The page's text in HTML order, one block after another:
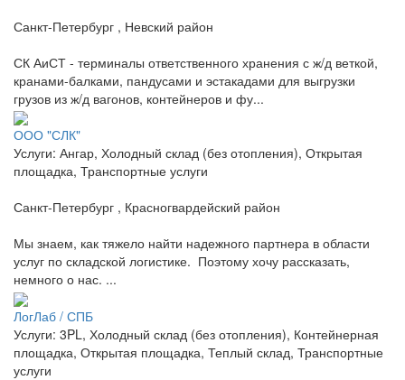
Санкт-Петербург , Невский район
СК АиСТ - терминалы ответственного хранения с ж/д веткой,
кранами-балками, пандусами и эстакадами для выгрузки
грузов из ж/д вагонов, контейнеров и фу...
ООО "СЛК"
Услуги: Ангар, Холодный склад (без отопления), Открытая
площадка, Транспортные услуги
Санкт-Петербург , Красногвардейский район
Мы знаем, как тяжело найти надежного партнера в области
услуг по складской логистике. Поэтому хочу рассказать,
немного о нас. ...
ЛогЛаб / СПБ
Услуги: 3PL, Холодный склад (без отопления), Контейнерная
площадка, Открытая площадка, Теплый склад, Транспортные
услуги